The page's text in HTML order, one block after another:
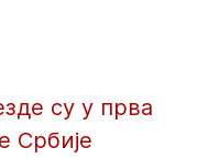
су у прва
Србије